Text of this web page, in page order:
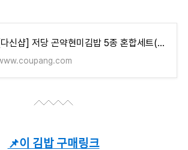
[다신샵] 저당 곤약현미김밥 5종 혼합세트(참치+불고기+흑미계란+오징어+치즈), 220g, 10개 - 기타즉
📌이 김밥 구매링크